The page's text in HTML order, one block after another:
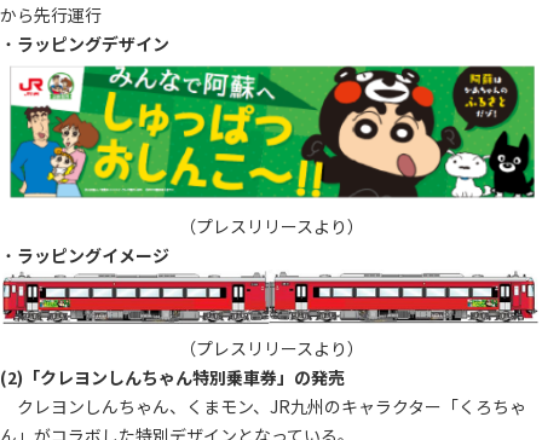
から先行運行
・ ラッピングデザイン
（プレスリリースより）
・ ラッピングイメージ
（プレスリリースより）
(2)「クレヨンしんちゃん特別乗車券」の発売
クレヨンしんちゃん、くまモン、JR九州のキャラクター「くろちゃ